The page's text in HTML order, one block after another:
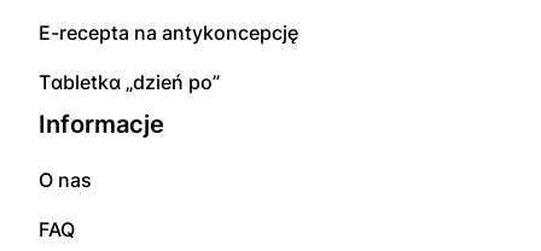
E-rесерta na аntуkоnсерсję
Tɑbletkɑ „dzień po”
Informacje
O nas
FAQ